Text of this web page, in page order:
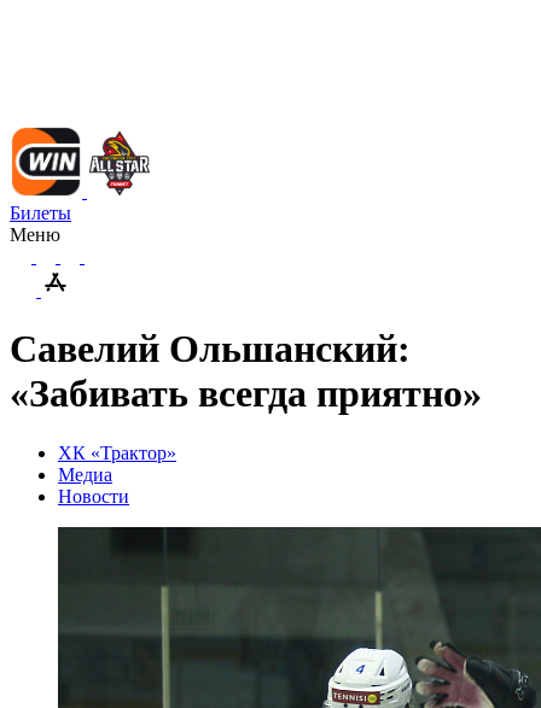
Билеты
Меню
Савелий Ольшанский:
«Забивать всегда приятно»
ХК «Трактор»
Медиа
Новости